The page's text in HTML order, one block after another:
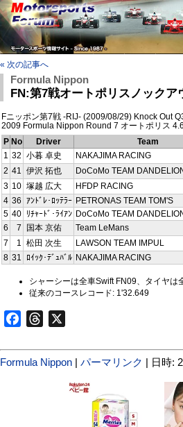
« 次の記事へ
Formula Nippon
FN:第7戦オートポリスノックア
Fニッポン第7戦 -RIJ- (2009/08/29) Knock Out
2009 Formula Nippon Round 7 オートポリス
P No Driver Team
1 32 小暮 卓史 NAKAJIMA RACING
2 41 伊沢 拓也 DoCoMo TEAM
3 10 塚越 広大 HFDP RACING
4 36 ｱﾝﾄﾞﾚ･ﾛｯﾃﾗｰ PETRONAS TEAM TOM'S
5 40 ﾘﾁｬｰﾄﾞ･ﾗｲｱﾝ DoCoMo TEAM
6
7 国本 京佑 Team LeMans
7
1 松田 次生 LAWSON TEAM IMPUL
8 31 ﾛｲｯｸ･ﾃﾞｭﾊﾞﾙ NAKAJIMA RACING
シャーシーは全車Swift FN09、タイヤは
従来のコースレコード: 1'32.649
FacebookThreads
Formula Nippon | パーマリンク | 日時: